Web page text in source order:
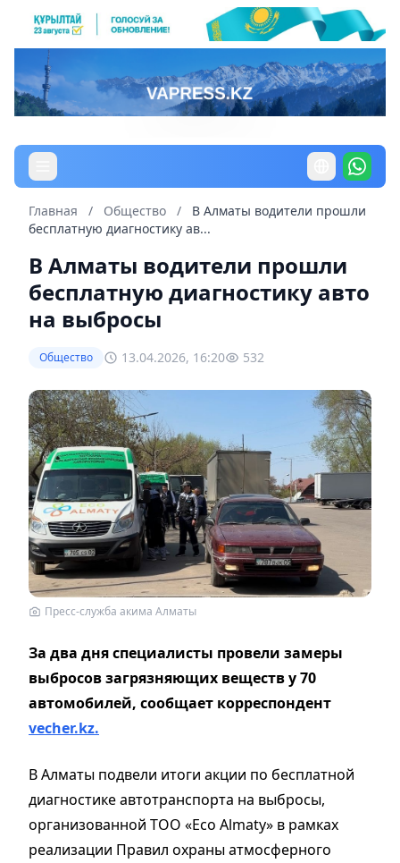
Главная / Общество /
В Алматы водители прошли
бесплатную диагностику ав...
В Алматы водители прошли
бесплатную диагностику авто
на выбросы
Общество 13.04.2026, 16:20 532
Пресс-служба акима Алматы
За два дня специалисты провели замеры
выбросов загрязняющих веществ у 70
автомобилей, сообщает корреспондент
vecher.kz.
В Алматы подвели итоги акции по бесплатной
диагностике автотранспорта на выбросы,
организованной ТОО «Eco Almaty» в рамках
реализации Правил охраны атмосферного